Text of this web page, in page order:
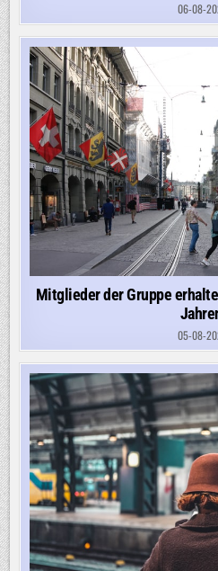
06-08-
Mitglieder der Gruppe
05-08-